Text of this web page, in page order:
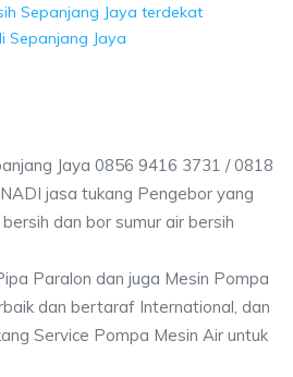
Sepanjang Jaya terdekat
Sepanjang Jaya
Jaya 0856 9416 3731 / 0818
jasa tukang Pengebor yang
dan bor sumur air bersih
Paralon dan juga Mesin Pompa
dan bertaraf International, dan
Service Pompa Mesin Air untuk